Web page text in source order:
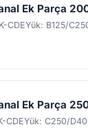
Ek Parça
CDEYük: B125/
Ek Parça
CDEYük: C250/